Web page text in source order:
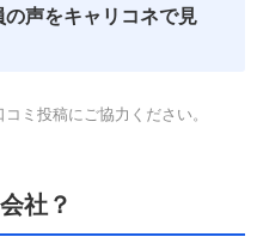
声をキャリコネで見
ミ投稿にご協力ください。
社？